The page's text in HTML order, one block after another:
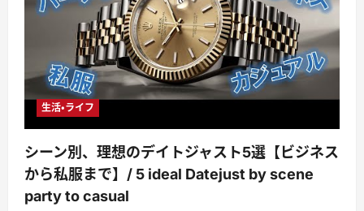
生活・ライフ
シーン別、理想のデイトジャスト5選【ビジネス
から私服まで】/ 5 ideal Datejust by scene
party to casual